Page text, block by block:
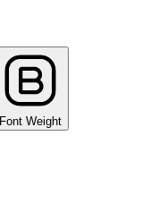
Font Weight